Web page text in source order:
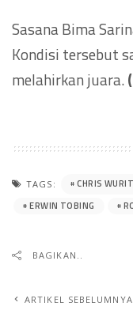
Sasana Bima
Kondisi tersebut
melahirkan juara.
TAGS: CHRIS
ERWIN TOBING
BAGIKAN..
ARTIKEL SEBELUMNYA